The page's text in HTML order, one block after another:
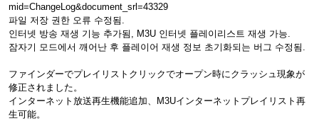
mid=ChangeLog&document_srl=43329
파일 저장 권한 오류 수정됨.
인터넷 방송 재생 기능 추가됨, M3U 인터넷 플레이리스트 재생 가능.
잠자기 모드에서 깨어난 후 플레이어 재생 정보 초기화되는 버그 수정됨.
ファインダーでプレイリストクリックでオープン時にクラッシュ現象が
修正されました。
インターネット放送再生機能追加、M3Uインターネットプレイリスト再
生可能。